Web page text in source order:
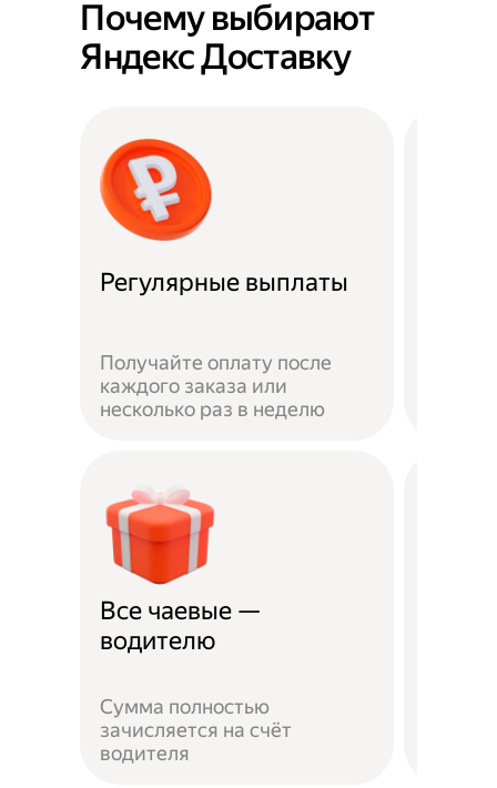
Почему выбирают
Яндекс Доставку
Регулярные выплаты
Получайте оплату после
каждого заказа или
несколько раз в неделю
Все чаевые —
водителю
Сумма полностью
зачисляется на счёт
водителя